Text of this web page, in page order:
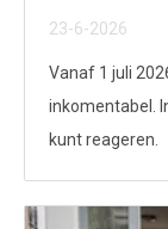
23-6-2026
Vanaf 1 juli
inkomentabel.
kunt reageren.